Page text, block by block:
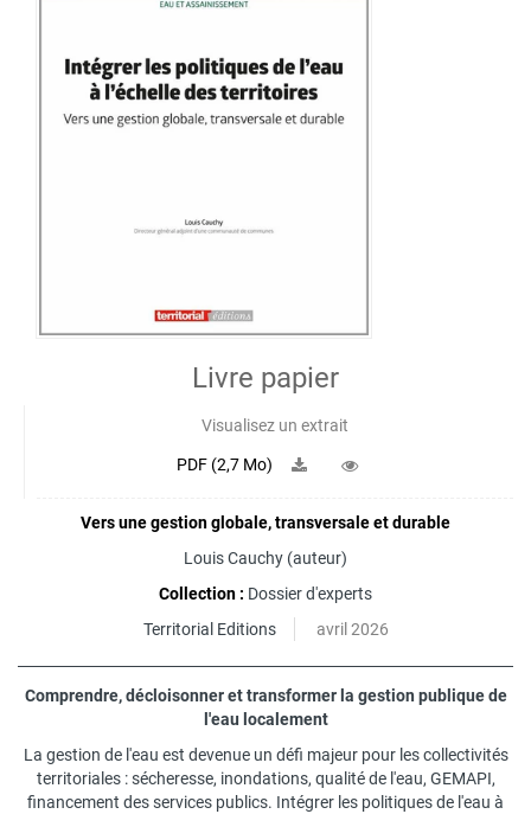
Livre papier
Visualisez un extrait
PDF (2,7 Mo)
Vers une gestion globale, transversale et durable
Louis Cauchy (auteur)
Collection : Dossier d'experts
Territorial Editions
avril 2026
Comprendre, décloisonner et transformer la gestion publique de
l'eau localement
La gestion de l'eau est devenue un défi majeur pour les collectivités
territoriales : sécheresse, inondations, qualité de l'eau, GEMAPI,
financement des services publics. Intégrer les politiques de l'eau à